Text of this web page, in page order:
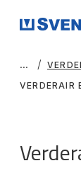
VERDERAIR